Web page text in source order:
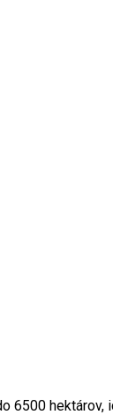
6500 hektárov,